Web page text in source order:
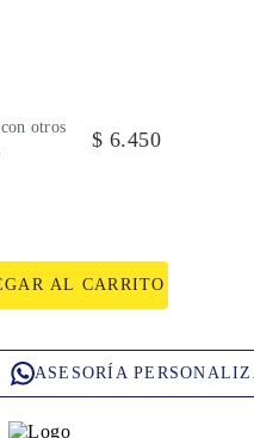
otros
$ 6.450
AL CARRITO
ASESORÍA